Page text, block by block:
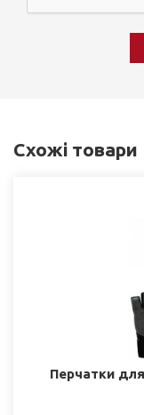
Схожі товари
Перчатки